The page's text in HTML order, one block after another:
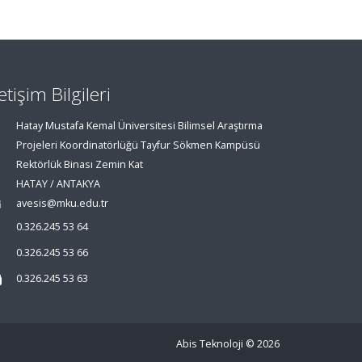
Bilgileri
Hatay Mustafa Kemal Üniversitesi Bilimsel Araştırma
Projeleri Koordinatörlüğü Tayfur Sökmen Kampüsü
Rektörlük Binası Zemin Kat
HATAY / ANTAKYA
avesis@mku.edu.tr
0.326.245 53 64
0.326.245 53 66
0.326.245 53 63
Abis Teknoloji © 2026